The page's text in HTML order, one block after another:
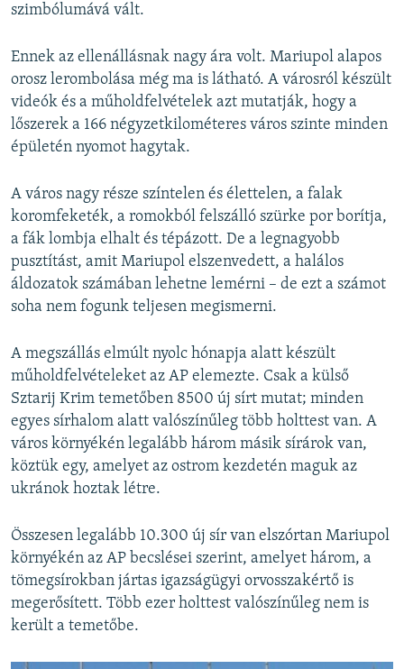
szimbólumává vált.
Ennek az ellenállásnak nagy ára volt. Mariupol alapos
orosz lerombolása még ma is látható. A városról készült
videók és a műholdfelvételek azt mutatják, hogy a
lőszerek a 166 négyzetkilométeres város szinte minden
épületén nyomot hagytak.
A város nagy része színtelen és élettelen, a falak
koromfeketék, a romokból felszálló szürke por borítja,
a fák lombja elhalt és tépázott. De a legnagyobb
pusztítást, amit Mariupol elszenvedett, a halálos
áldozatok számában lehetne lemérni – de ezt a számot
soha nem fogunk teljesen megismerni.
A megszállás elmúlt nyolc hónapja alatt készült
műholdfelvételeket az AP elemezte. Csak a külső
Sztarij Krim temetőben 8500 új sírt mutat; minden
egyes sírhalom alatt valószínűleg több holttest van. A
város környékén legalább három másik sírárok van,
köztük egy, amelyet az ostrom kezdetén maguk az
ukránok hoztak létre.
Összesen legalább 10.300 új sír van elszórtan Mariupol
környékén az AP becslései szerint, amelyet három, a
tömegsírokban jártas igazságügyi orvosszakértő is
megerősített. Több ezer holttest valószínűleg nem is
került a temetőbe.